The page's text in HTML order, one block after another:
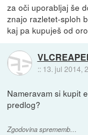
za oči uporabljaj še
znajo razletet-sploh
kaj pa kupuješ od
:: 13. jul 2014,
Nameravam si kupit
predlog?
Zgodovina sprememb…